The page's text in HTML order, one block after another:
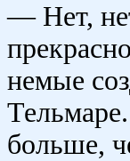
— Нет,
немые
больше,